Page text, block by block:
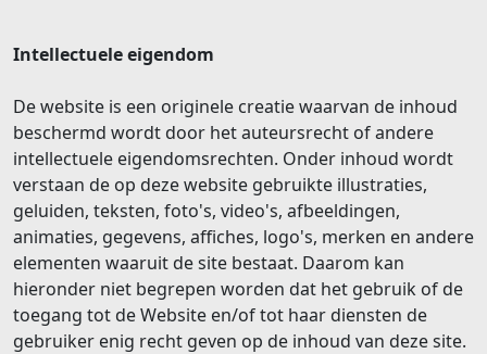
Intellectuele eigendom
De website is een originele creatie waarvan de inhoud
beschermd wordt door het auteursrecht of andere
intellectuele eigendomsrechten. Onder inhoud wordt
verstaan de op deze website gebruikte illustraties,
geluiden, teksten, foto's, video's, afbeeldingen,
animaties, gegevens, affiches, logo's, merken en andere
elementen waaruit de site bestaat. Daarom kan
hieronder niet begrepen worden dat het gebruik of de
toegang tot de Website en/of tot haar diensten de
gebruiker enig recht geven op de inhoud van deze site.